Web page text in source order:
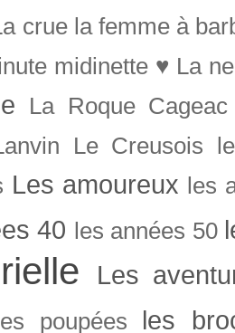
crue la femme à
midinette ♥ La
La Roque Cageac
Le Creusois
Les amoureux les
40 les années 50
Les
poupées les